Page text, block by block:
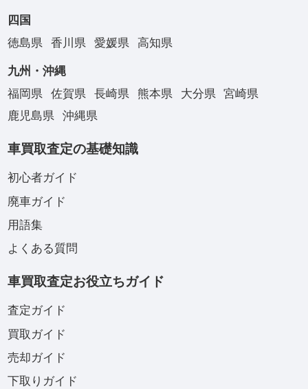
四国
徳島県
香川県 愛媛県 高知県
九州・沖縄
福岡県
佐賀県 長崎県 熊本県 大分県
宮崎県
鹿児島県
沖縄県
車買取査定の基礎知識
初心者ガイド
廃車ガイド
用語集
よくある質問
車買取査定お役立ちガイド
査定ガイド
買取ガイド
売却ガイド
下取りガイド